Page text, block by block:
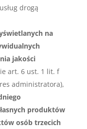
drogą
na
jakości
art. 6 ust. 1 lit. f
administratora),
produktów
osób trzecich